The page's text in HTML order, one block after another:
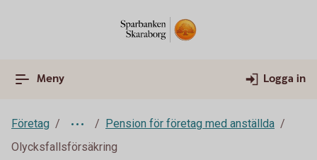
Meny Logga in
Företag
Pension för företag med anställda
Olycksfallsförsäkring